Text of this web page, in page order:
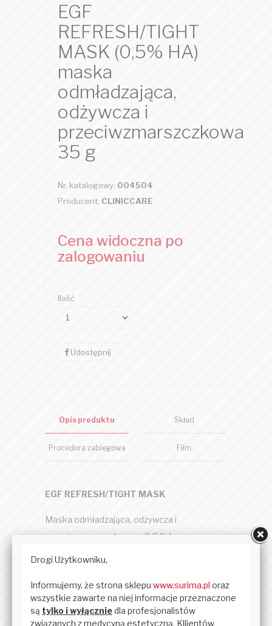
EGF
REFRESH/TIGHT
MASK (0,5% HA)
maska
odmładzająca,
odżywcza i
przeciwzmarszczkowa
35 g
Nr. katalogowy: 004504
Producent: CLINICCARE
Cena widoczna po
zalogowaniu
Ilość
Udostępnij
Opis produktu Skład
Procedura zabiegowa Film
EGF REFRESH/TIGHT MASK
Maska odmładzająca, odżywcza i
przeciwzmarszczkowa – 0,5 % kwas
przeciwzmarszczkowo i liftingująco.
Polecane są do mezoterapii bezigłowej jak
również po zastosowaniu odświeżających i